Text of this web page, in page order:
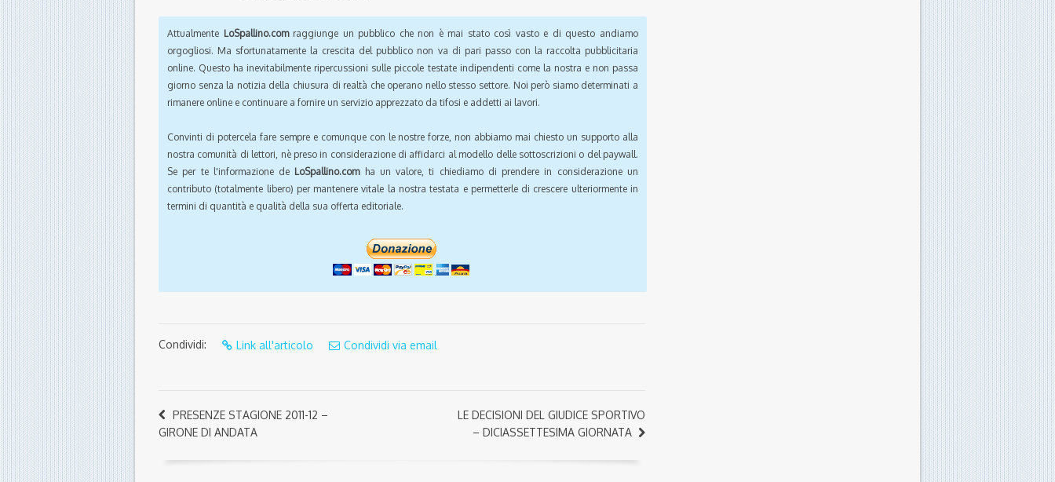
Attualmente LoSpallino.comraggiunge un pubblico che non è mai stato così vasto e di questo andiamo
orgogliosi. Ma sfortunatamente la crescita del pubblico non va di pari passo con la raccolta pubblicitaria
online. Questo ha inevitabilmente ripercussioni sulle piccole testate indipendenti come la nostra e non passa
giorno senza la notizia della chiusura di realtà che operano nello stesso settore. Noi però siamo determinati a
rimanere online e continuare a fornire un servizio apprezzato da tifosi e addetti ai lavori.
Convinti di potercela fare sempre e comunque con le nostre forze, non abbiamo mai chiesto un supporto alla
nostra comunità di lettori, nè preso in considerazione di affidarci al modello delle sottoscrizioni o del paywall.
Se per te l'informazione de LoSpallino.comha un valore, ti chiediamo di prendere in considerazione un
contributo (totalmente libero) per mantenere vitale la nostra testata e permetterle di crescere ulteriormente in
termini di quantità e qualità della sua offerta editoriale.
Condividi: Link all'articolo Condividi via email
PRESENZE STAGIONE 2011-12 –
GIRONE DI ANDATA
LE DECISIONI DEL GIUDICE SPORTIVO
– DICIASSETTESIMA GIORNATA